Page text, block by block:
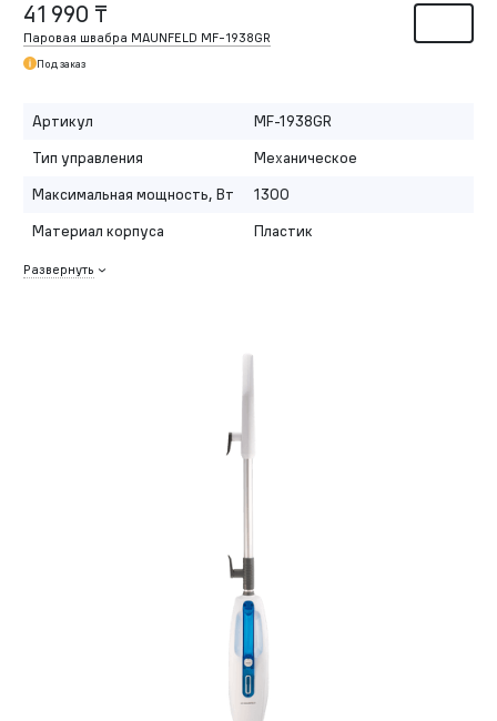
41 990 ₸
Паровая швабра MAUNFELD MF-1938GR
Под заказ
Артикул
MF-1938GR
Тип управления
Механическое
Максимальная мощность, Вт
1300
Материал корпуса
Пластик
Развернуть